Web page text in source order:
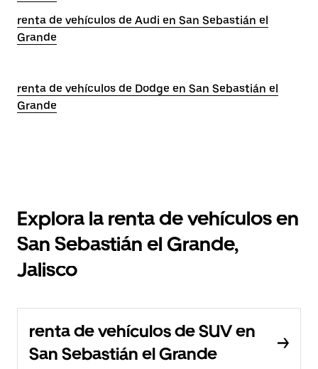
renta de vehículos de Audi en San Sebastián el
Grande
renta de vehículos de Dodge en San Sebastián el
Grande
Explora la renta de vehículos en
San Sebastián el Grande,
Jalisco
renta de vehículos de SUV en
San Sebastián el Grande